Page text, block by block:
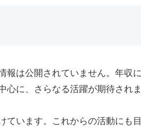
は公開されていません。年収
に、さらなる活躍が期待されま
います。これからの活動にも目